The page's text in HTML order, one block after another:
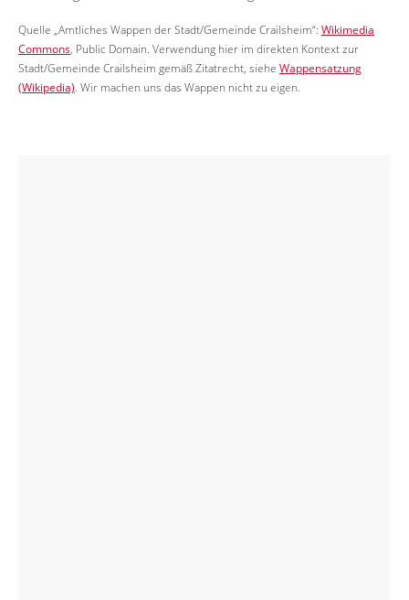
Quelle „Amtliches Wappen der Stadt/Gemeinde Crailsheim“: Wikimedia
Commons, Public Domain. Verwendung hier im direkten Kontext zur
Stadt/Gemeinde Crailsheim gemäß Zitatrecht, siehe Wappensatzung
(Wikipedia). Wir machen uns das Wappen nicht zu eigen.